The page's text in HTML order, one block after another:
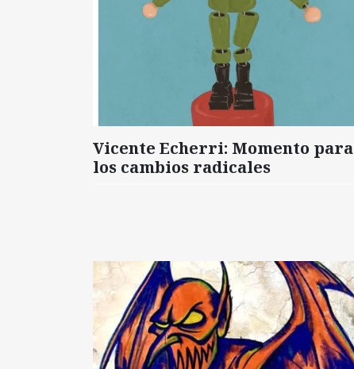
Vicente Echerri: Momento para
los cambios radicales